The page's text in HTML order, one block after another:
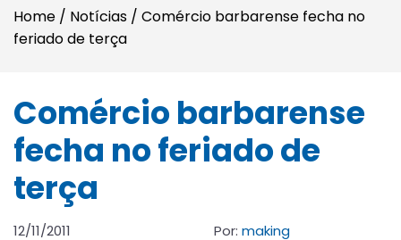
Home / Notícias / Comércio barbarense fecha no
feriado de terça
Comércio barbarense
fecha no feriado de
terça
12/11/2011 Por: making